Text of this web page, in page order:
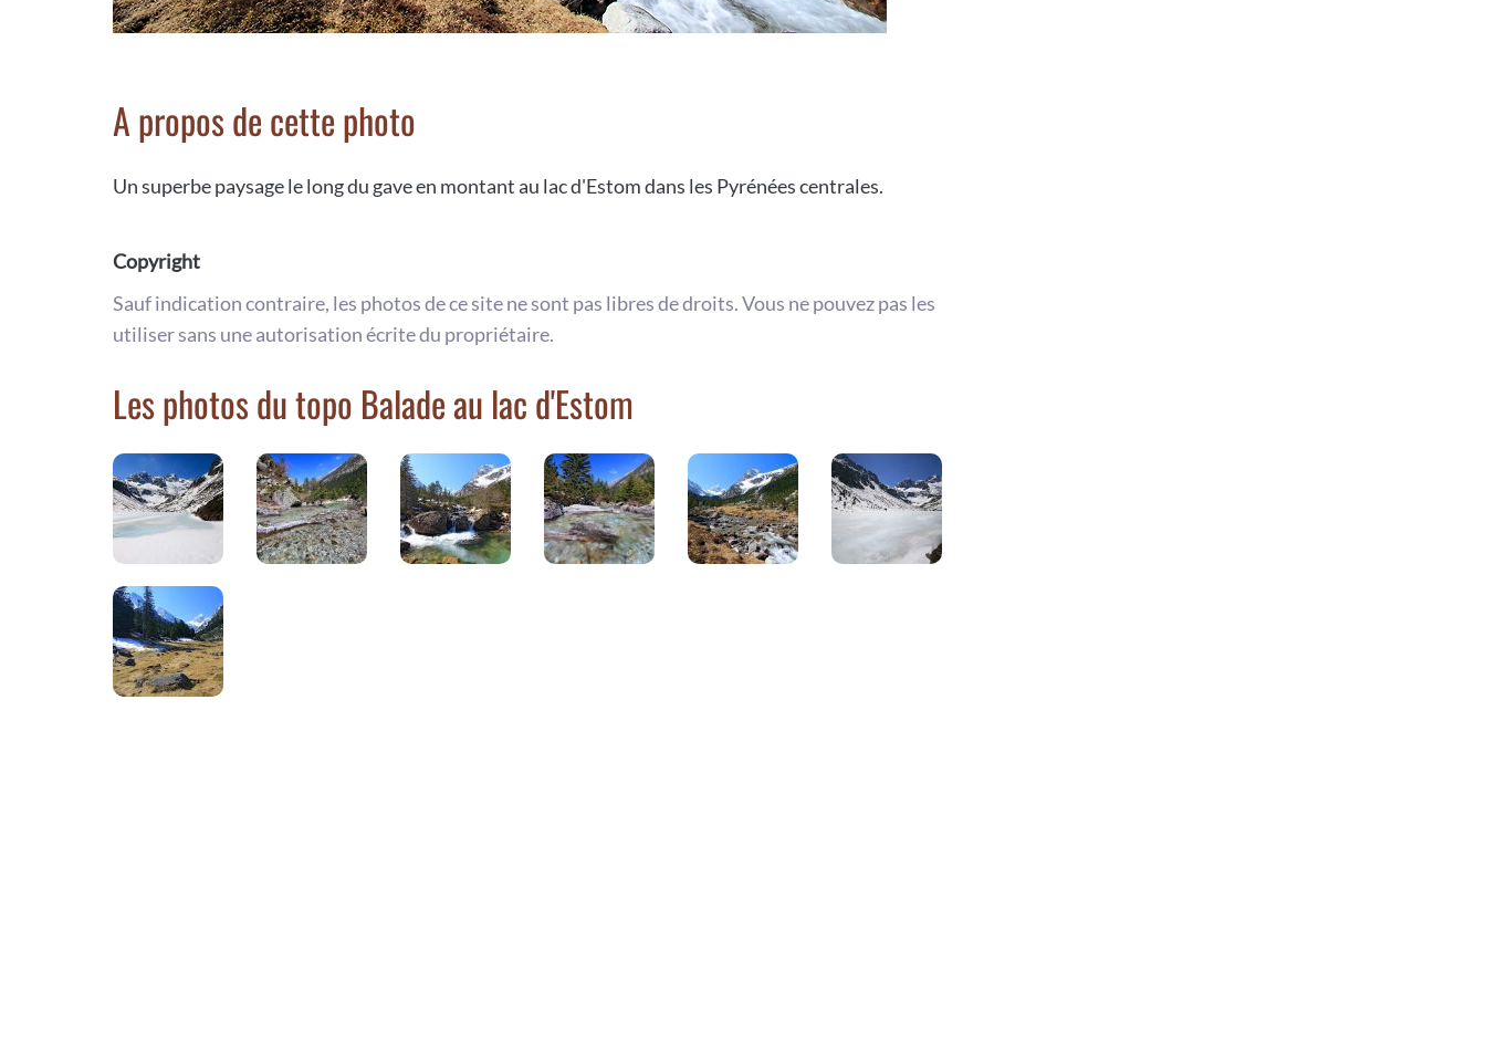
A propos de cette photo
Un superbe paysage le long du gave en montant au lac d'Estom dans les Pyrénées centrales.
Copyright
Sauf indication contraire, les photos de ce site ne sont pas libres de droits. Vous ne pouvez pas les
utiliser sans une autorisation écrite du propriétaire.
Les photos du topo Balade au lac d'Estom